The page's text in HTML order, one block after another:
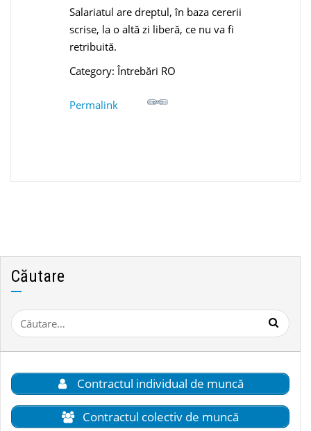
Salariatul are dreptul, în baza cererii
scrise, la o altă zi liberă, ce nu va fi
retribuită.
Category: Întrebări RO
Permalink
Căutare
Caută
după:
Contractul individual de muncă
Contractul colectiv de muncă